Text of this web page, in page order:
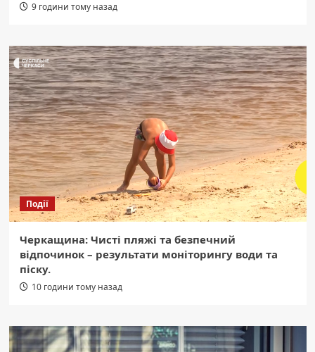
9 години тому назад
Події
Черкащина: Чисті пляжі та безпечний
відпочинок – результати моніторингу води та
піску.
10 години тому назад